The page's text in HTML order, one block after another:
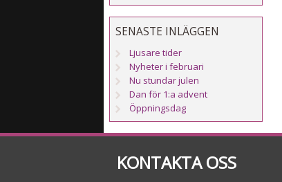
SENASTE INLÄGGEN
Ljusare tider
Nyheter i februari
Nu stundar julen
Dan för 1:a advent
Öppningsdag
KONTAKTA OSS